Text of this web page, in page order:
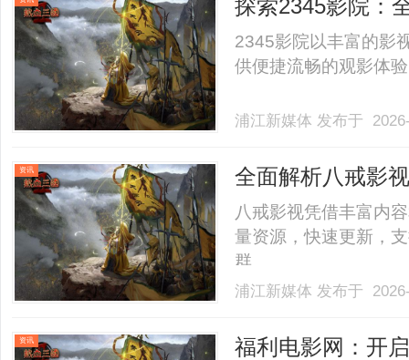
点.........
探索2345影院：
2345影院以丰富的影
供便捷流畅的观影体
浦江新媒体 发布于
资讯 全面解析八戒影
八戒影视凭借丰富内
量资源，快速更新，
群。......
浦江新媒体 发布于
资讯 福利电影网：开